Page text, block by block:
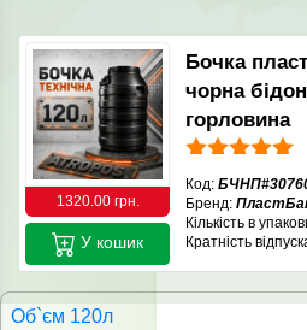
1320.00 грн.
Бочка
чорна
горловина
Код:
Бренд:
Кількість в
Кратність
У кошик
Об`єм 120л